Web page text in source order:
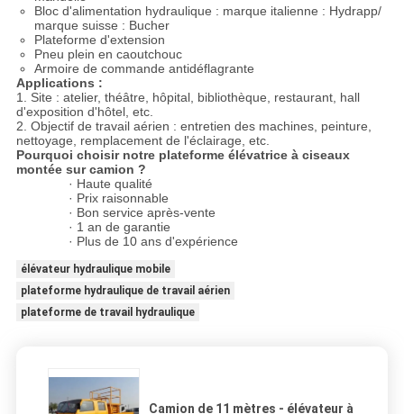
Bloc d'alimentation hydraulique : marque italienne : Hydrapp/
marque suisse : Bucher
Plateforme d'extension
Pneu plein en caoutchouc
Armoire de commande antidéflagrante
Applications :
1. Site : atelier, théâtre, hôpital, bibliothèque, restaurant, hall
d'exposition d'hôtel, etc.
2. Objectif de travail aérien : entretien des machines, peinture,
nettoyage, remplacement de l'éclairage, etc.
Pourquoi choisir notre plateforme élévatrice à ciseaux
montée sur camion ?
· Haute qualité
· Prix raisonnable
· Bon service après-vente
· 1 an de garantie
· Plus de 10 ans d'expérience
élévateur hydraulique mobile
plateforme hydraulique de travail aérien
plateforme de travail hydraulique
Camion de 11 mètres - élévateur à